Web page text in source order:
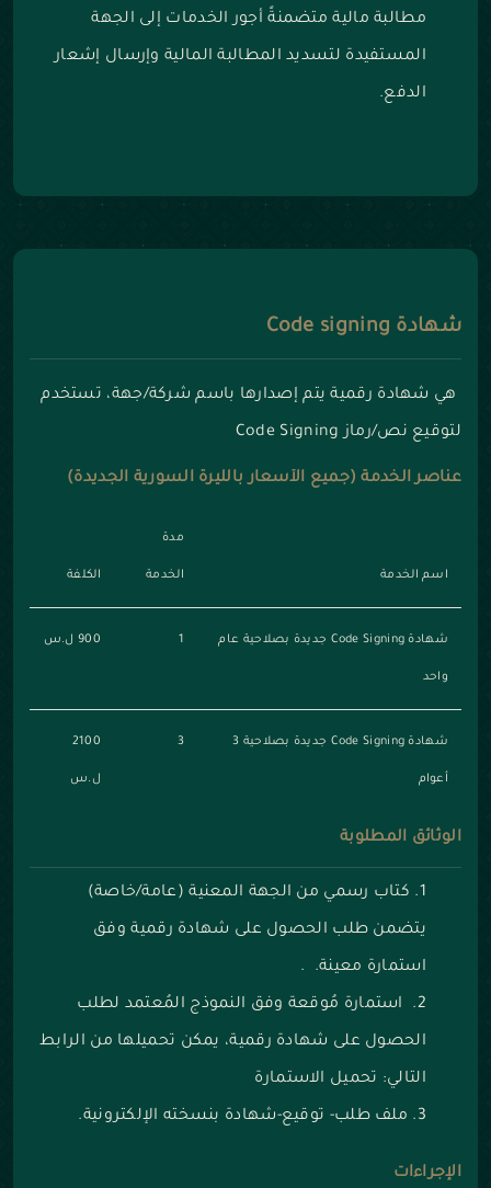
مطالبة مالية متضمنةً أجور الخدمات إلى الجهة
المستفيدة لتسديد المطالبة المالية وإرسال إشعار
الدفع.
شهادة Code signing
هي شهادة رقمية يتم إصدارها باسم شركة/جهة، تستخدم
لتوقيع نص/رماز Code Signing
عناصر الخدمة (جميع الأسعار بالليرة السورية الجديدة)
اسم الخدمة
مدة
الخدمة الكلفة
شهادة Code Signing جديدة بصلاحية عام
واحد
1 900 ل.س
شهادة Code Signing جديدة بصلاحية 3
أعوام
3
2100
ل.س
الوثائق المطلوبة
كتاب رسمي من الجهة المعنية (عامة/خاصة)
يتضمن طلب الحصول على شهادة رقمية وفق
استمارة معينة. .
استمارة مُوقعة وفق النموذج المُعتمد لطلب
الحصول على شهادة رقمية، يمكن تحميلها من الرابط
التالي: تحميل الاستمارة
ملف طلب- توقيع-شهادة بنسخته الإلكترونية.
الإجراءات